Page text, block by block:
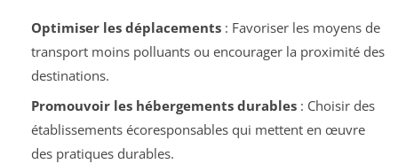
Optimiser les déplacements: Favoriser les moyens de
transport moins polluants ou encourager la proximité des
destinations.
Promouvoir les hébergements durables: Choisir des
établissements écoresponsables qui mettent en œuvre
des pratiques durables.